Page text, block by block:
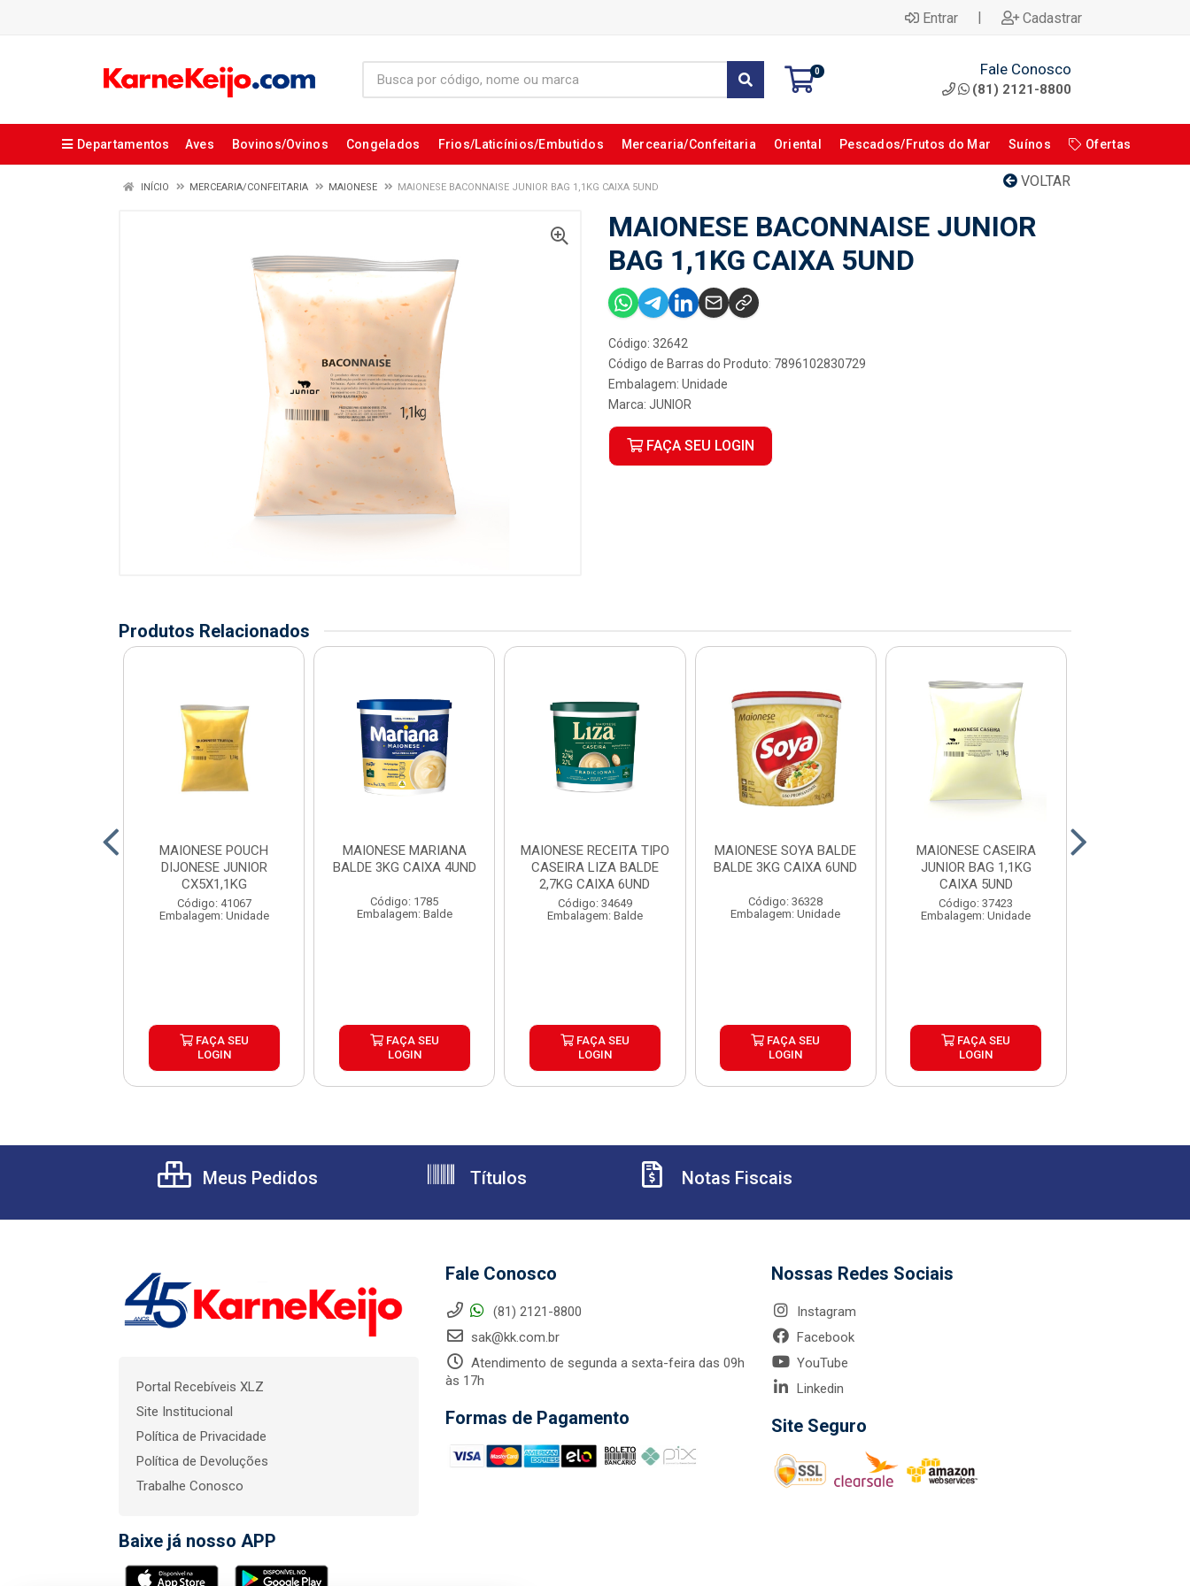
Entrar | Cadastrar
0 Fale Conosco
(81) 2121-8800
Departamentos Aves Bovinos/Ovinos Congelados Frios/Laticínios/Embutidos Mercearia/Confeitaria Oriental Pescados/Frutos do Mar Suínos Ofertas
VOLTAR
INÍCIO MERCEARIA/CONFEITARIA MAIONESE MAIONESE BACONNAISE JUNIOR BAG 1,1KG CAIXA 5UND
MAIONESE BACONNAISE JUNIOR
BAG 1,1KG CAIXA 5UND
Código: 32642
Código de Barras do Produto: 7896102830729
Embalagem: Unidade
Marca: JUNIOR
FAÇA SEU LOGIN
Produtos Relacionados
MAIONESE POUCH
DIJONESE JUNIOR
CX5X1,1KG
Código: 41067
Embalagem: Unidade
FAÇA SEU
LOGIN
MAIONESE MARIANA
BALDE 3KG CAIXA 4UND
Código: 1785
Embalagem: Balde
FAÇA SEU
LOGIN
MAIONESE RECEITA TIPO
CASEIRA LIZA BALDE
2,7KG CAIXA 6UND
Código: 34649
Embalagem: Balde
FAÇA SEU
LOGIN
MAIONESE SOYA BALDE
BALDE 3KG CAIXA 6UND
Código: 36328
Embalagem: Unidade
FAÇA SEU
LOGIN
MAIONESE CASEIRA
JUNIOR BAG 1,1KG
CAIXA 5UND
Código: 37423
Embalagem: Unidade
FAÇA SEU
LOGIN
Meus Pedidos Títulos Notas Fiscais
Portal Recebíveis XLZ
Site Institucional
Política de Privacidade
Política de Devoluções
Trabalhe Conosco
Baixe já nosso APP
Fale Conosco
(81) 2121-8800
sak@kk.com.br
Atendimento de segunda a sexta-feira das 09h
às 17h
Formas de Pagamento
Nossas Redes Sociais
Instagram
Facebook
YouTube
Linkedin
Site Seguro